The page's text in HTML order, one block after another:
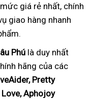
giá rẻ nhất, chính
giao hàng nhanh
Phú là duy nhất
hãng của các
Pretty
Love, Aphojoy